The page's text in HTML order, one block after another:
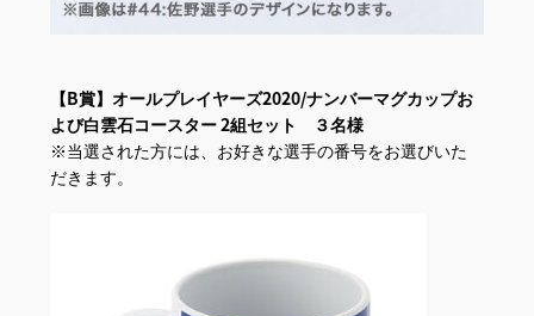
【B賞】オールプレイヤーズ2020/ナンバーマグカップお
よび白雲石コースター 2組セット ３名様
※当選された方には、お好きな選手の番号をお選びいた
だきます。